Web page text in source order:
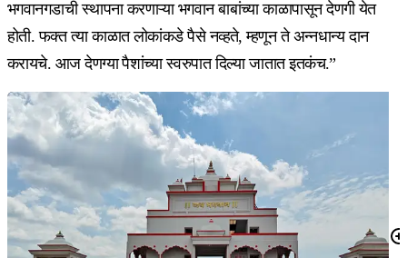
भगवानगडाची स्थापना करणाऱ्या भगवान बाबांच्या काळापासून देणगी येत
होती. फक्त त्या काळात लोकांकडे पैसे नव्हते, म्हणून ते अन्नधान्य दान
करायचे. आज देणग्या पैशांच्या स्वरुपात दिल्या जातात इतकंच.”